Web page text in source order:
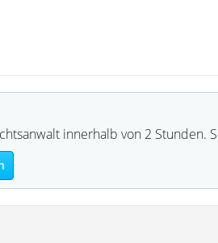
innerhalb von 2 Stunden.